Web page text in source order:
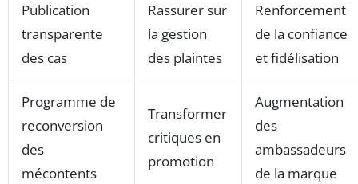
Publication
transparente
des cas
Rassurer sur
la gestion
des plaintes
Renforcement
de la confiance
et fidélisation
Programme de
reconversion
des
mécontents
Transformer
critiques en
promotion
Augmentation
des
ambassadeurs
de la marque